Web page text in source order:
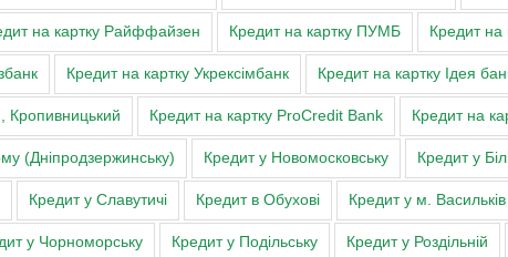
на картку Райффайзен Кредит на картку ПУМБ Кредит на
Кредит на картку Укрексімбанк Кредит на картку Ідея
Кропивницький Кредит на картку ProCredit Bank Кредит на
(Дніпродзержинську) Кредит у Новомосковську Кредит у
Кредит у Славутичі Кредит в Обухові Кредит у м. Васильків
у Чорноморську Кредит у Подільську Кредит у Роздільній